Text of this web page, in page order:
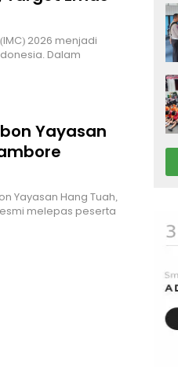
2026 menjadi
Dalam
Yayasan
Yayasan Hang Tuah,
melepas peserta